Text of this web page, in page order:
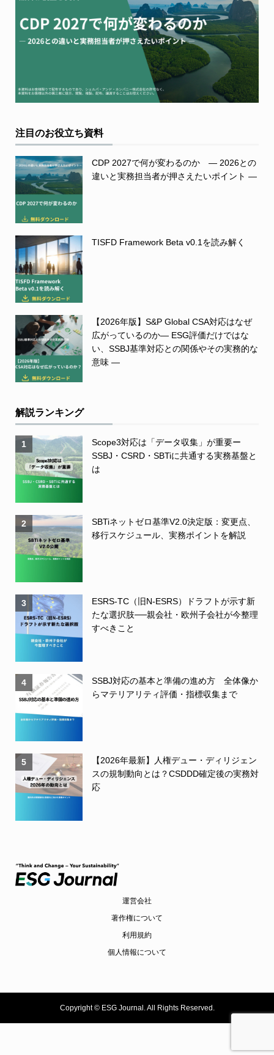
注目のお役立ち資料
CDP 2027で何が変わるのか ― 2026との
違いと実務担当者が押さえたいポイント ―
TISFD Framework Beta v0.1を読み解く
【2026年版】S&P Global CSA対応はなぜ
広がっているのか― ESG評価だけではな
い、SSBJ基準対応との関係やその実務的な
意味 ―
解説ランキング
1
Scope3対応は「データ収集」が重要ー
SSBJ・CSRD・SBTiに共通する実務基盤と
は
2
SBTiネットゼロ基準V2.0決定版：変更点、
移行スケジュール、実務ポイントを解説
3
ESRS-TC（旧N-ESRS）ドラフトが示す新
たな選択肢──親会社・欧州子会社が今整理
すべきこと
4
SSBJ対応の基本と準備の進め方 全体像か
らマテリアリティ評価・指標収集まで
5
【2026年最新】人権デュー・ディリジェン
スの規制動向とは？CSDDD確定後の実務対
応
運営会社
著作権について
利用規約
個人情報について
Copyright ©ESG Journal. All Rights Reserved.